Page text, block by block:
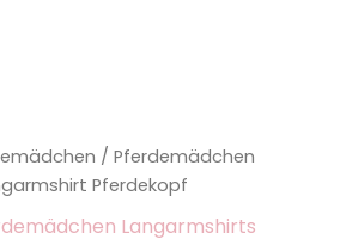
/ Pferdemädchen
Pferdekopf
Langarmshirts